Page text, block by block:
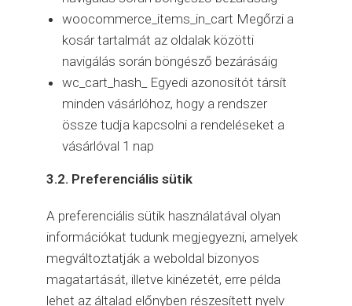
woocommerce_items_in_cart Megőrzi a
kosár tartalmát az oldalak közötti
navigálás során böngésző bezárásáig
wc_cart_hash_ Egyedi azonosítót társít
minden vásárlóhoz, hogy a rendszer
össze tudja kapcsolni a rendeléseket a
vásárlóval 1 nap
3.2. Preferenciális sütik
A preferenciális sütik használatával olyan
információkat tudunk megjegyezni, amelyek
megváltoztatják a weboldal bizonyos
magatartását, illetve kinézetét, erre példa
lehet az általad előnyben részesített nyelv